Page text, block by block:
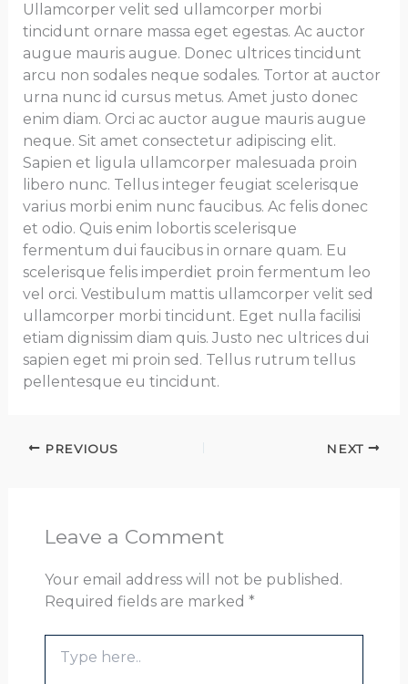
Ullamcorper velit sed ullamcorper morbi
tincidunt ornare massa eget egestas. Ac auctor
augue mauris augue. Donec ultrices tincidunt
arcu non sodales neque sodales. Tortor at auctor
urna nunc id cursus metus. Amet justo donec
enim diam. Orci ac auctor augue mauris augue
neque. Sit amet consectetur adipiscing elit.
Sapien et ligula ullamcorper malesuada proin
libero nunc. Tellus integer feugiat scelerisque
varius morbi enim nunc faucibus. Ac felis donec
et odio. Quis enim lobortis scelerisque
fermentum dui faucibus in ornare quam. Eu
scelerisque felis imperdiet proin fermentum leo
vel orci. Vestibulum mattis ullamcorper velit sed
ullamcorper morbi tincidunt. Eget nulla facilisi
etiam dignissim diam quis. Justo nec ultrices dui
sapien eget mi proin sed. Tellus rutrum tellus
pellentesque eu tincidunt.
PREVIOUS NEXT
Leave a Comment
Your email address will not be published.
Required fields are marked *
here..